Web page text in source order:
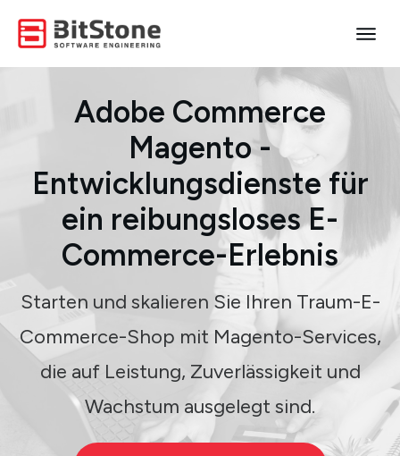
Adobe Commerce
Magento-
Entwicklungsdienste für
ein reibungsloses E-
Commerce-Erlebnis
Starten und skalieren Sie Ihren Traum-E-
Commerce-Shop mit Magento-Services,
die auf Leistung, Zuverlässigkeit und
Wachstum ausgelegt sind.